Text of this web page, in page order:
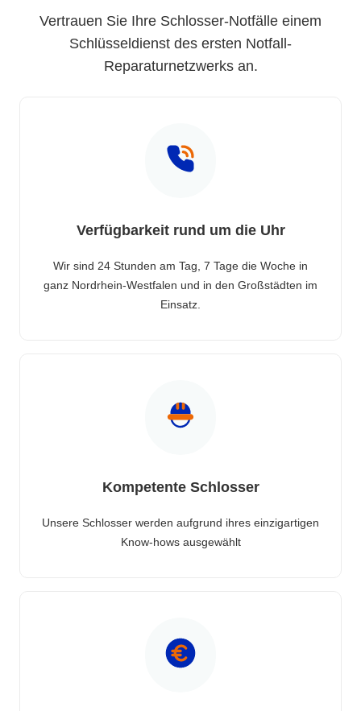
Vertrauen Sie Ihre Schlosser-Notfälle einem
Schlüsseldienst des ersten Notfall-
Reparaturnetzwerks an.
Verfügbarkeit rund um die Uhr
Wir sind 24 Stunden am Tag, 7 Tage die Woche in
ganz Nordrhein-Westfalen und in den Großstädten im
Einsatz.
Kompetente Schlosser
Unsere Schlosser werden aufgrund ihres einzigartigen
Know-hows ausgewählt